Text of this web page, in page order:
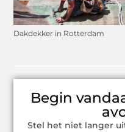
Dakdekker in Rotterdam
Begin
Stel het niet langer